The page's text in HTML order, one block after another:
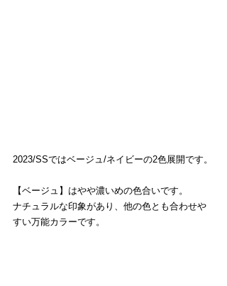
2023/SSではベージュ/ネイビーの2色展開です。
【ベージュ】はやや濃いめの色合いです。
ナチュラルな印象があり、他の色とも合わせや
すい万能カラーです。